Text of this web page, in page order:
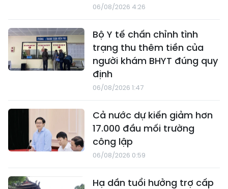
06/08/2026 4:26
Bộ Y tế chấn chỉnh tình
trạng thu thêm tiền của
người khám BHYT đúng quy
định
06/08/2026 1:47
Cả nước dự kiến giảm hơn
17.000 đầu mối trường
công lập
06/08/2026 0:59
Hạ dần tuổi hưởng trợ cấp